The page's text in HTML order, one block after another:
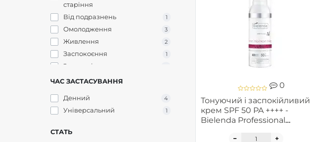
старіння
Від подразнень 1
Омолодження 3
Живлення 2
Заспокоєння 1
Захист від сонця
Зволоження
Освітлення
Пом'якшення
ЧАС ЗАСТАСУВАННЯ
Денний 4
Універсальний 1
СТАТЬ
0
Тонуючий і заспокійливий
крем SPF 50 PA ++++ -
Bielenda Professional